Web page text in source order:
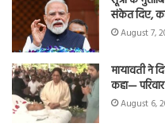
संकेत दिए,
August 7,
मायावती ने
कहा—
August 6,